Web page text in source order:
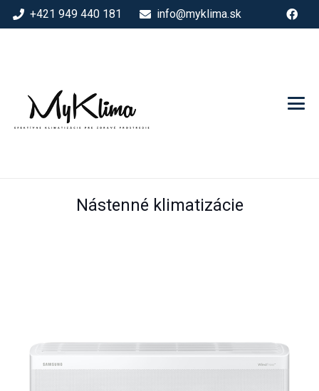
+421 949 440 181 info@myklima.sk
Nástenné klimatizácie